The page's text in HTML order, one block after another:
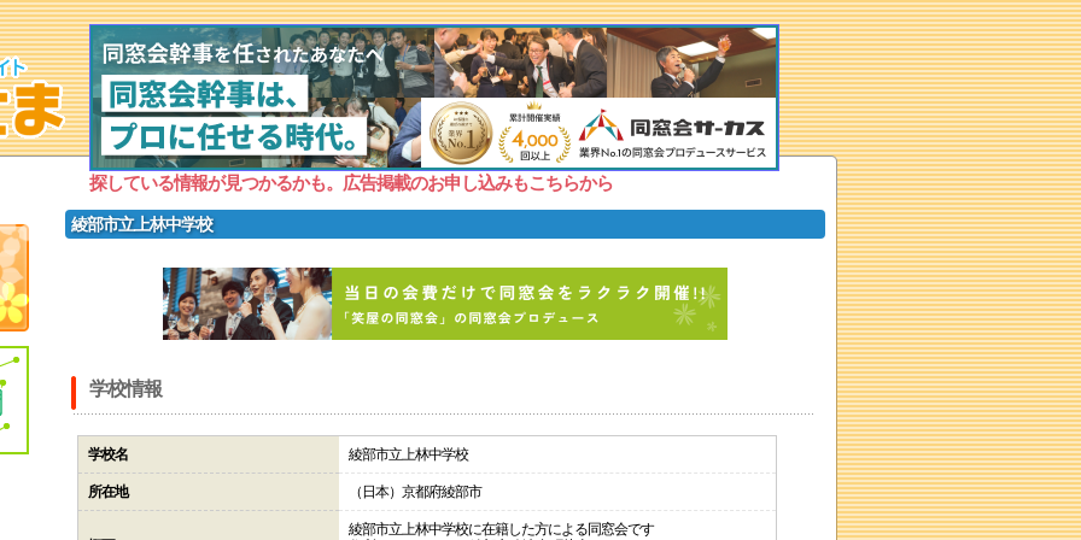
探している情報が見つかるかも。広告掲載のお申し込みもこちらから
綾部市立上林中学校
学校情報
学校名 綾部市立上林中学校
所在地 （日本）京都府綾部市
綾部市立上林中学校に在籍した方による同窓会です